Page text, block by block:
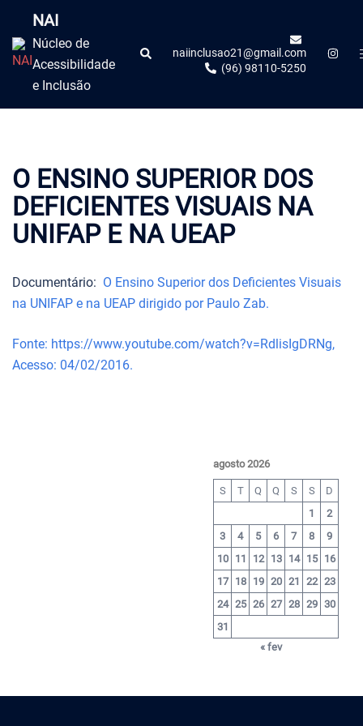
NAI
Núcleo de
Acessibilidade
e Inclusão
naiinclusao21@gmail.com
(96) 98110-5250
O ENSINO SUPERIOR DOS
DEFICIENTES VISUAIS NA
UNIFAP E NA UEAP
Documentário: O Ensino Superior dos Deficientes Visuais
na UNIFAP e na UEAP dirigido por Paulo Zab.
Fonte: https://www.youtube.com/watch?v=RdlisIgDRNg,
Acesso: 04/02/2016.
agosto 2026
S T Q Q S S
D
1
2
3
4 5 6 7 8
9
10
11 12 13 14 15
16
17
18 19 20 21 22 23
24 25 26 27 28 29 30
31
« fev